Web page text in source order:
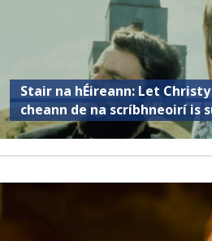
Stair na hÉireann: Let
cheann de na scríbhneoirí is